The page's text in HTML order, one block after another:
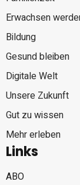
Erwachsen
Bildung
Gesund bleiben
Digitale Welt
Unsere Zukunft
Gut zu wissen
Mehr erleben
Links
ABO